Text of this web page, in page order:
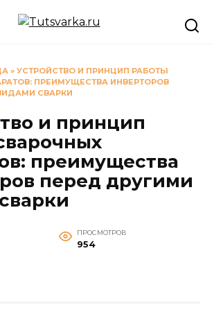
» УСТРОЙСТВО И ПРИНЦИП РАБОТЫ
ПРЕИМУЩЕСТВА ИНВЕРТОРОВ
СВАРКИ
и принцип
преимущества
перед другими
ПРОСМОТРОВ
954